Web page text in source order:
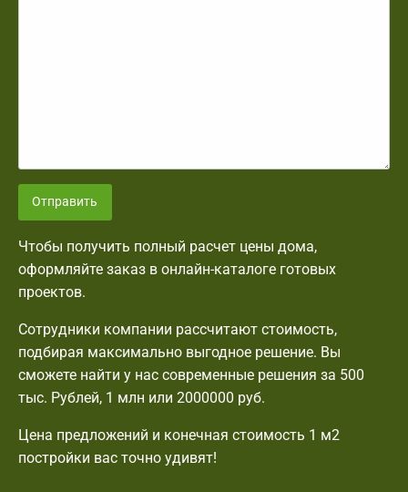
Отправить
Чтобы получить полный расчет цены дома,
оформляйте заказ в онлайн-каталоге готовых
проектов.
Сотрудники компании рассчитают стоимость,
подбирая максимально выгодное решение. Вы
сможете найти у нас современные решения за 500
тыс. Рублей, 1 млн или 2000000 руб.
Цена предложений и конечная стоимость 1 м2
постройки вас точно удивят!